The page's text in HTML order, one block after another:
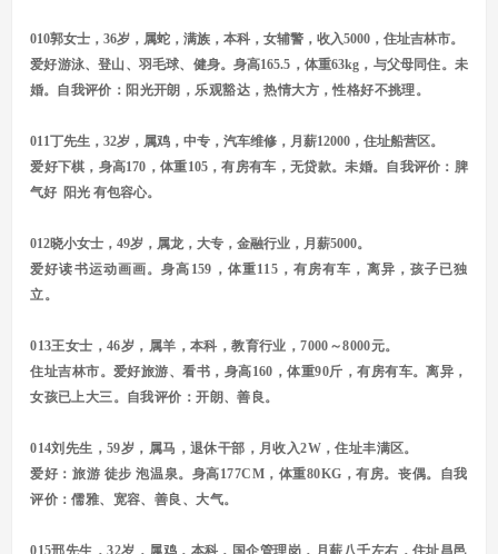
010郭女士，36岁，属蛇，满族，本科，女辅警，收入5000，住址吉林市。
爱好游泳、登山、羽毛球、健身。身高165.5，体重63kg，与父母同住。未
婚。 自我评价：阳光开朗，乐观豁达，热情大方，性格好不挑理。
011丁先生，32岁，属鸡，中专，汽车维修，月薪12000，住址船营区。
爱好下棋，身高170，体重105，有房有车，无贷款。未婚。自我评价：脾
气好 阳光 有包容心。
012晓小女士，49岁，属龙，大专，金融行业，月薪5000。
爱好读书运动画画。身高159，体重115，有房有车，离异，孩子已独
立。
013王女士，46岁，属羊，本科，教育行业，7000～8000元。
住址吉林市。爱好旅游、看书，身高160，体重90斤，有房有车。离异，
女孩已上大三。自我评价：开朗、善良。
014刘先生，59岁，属马，退休干部，月收入2W，住址丰满区。
爱好：旅游 徒步 泡温泉。身高177CM，体重80KG，有房。丧偶。自我
评价：儒雅、宽容、善良、大气。